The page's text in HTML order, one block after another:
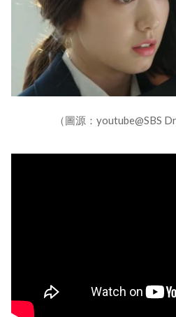
（圖源：youtube@SBS